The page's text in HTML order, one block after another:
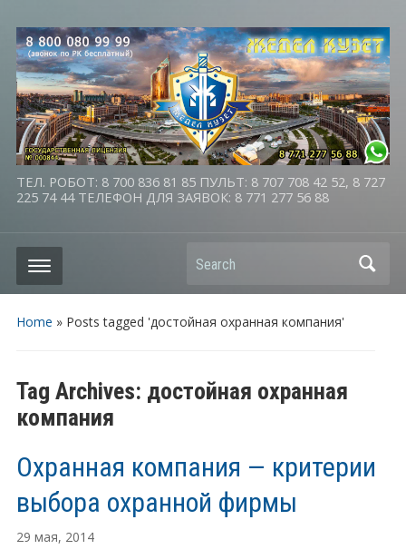
ТЕЛ. РОБОТ: 8 700 836 81 85 ПУЛЬТ: 8 707 708 42 52, 8 727
225 74 44 ТЕЛЕФОН ДЛЯ ЗАЯВОК: 8 771 277 56 88
Search
Home » Posts tagged 'достойная охранная компания'
Tag Archives: достойная охранная
компания
Охранная компания — критерии
выбора охранной фирмы
29 мая, 2014